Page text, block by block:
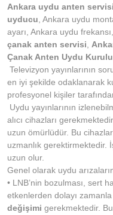
Ankara uydu anten servisi
uyducu, Ankara uydu
ayarı, Ankara uydu frekansı,
çanak anten servisi,
Çanak Anten Uydu
Televizyon yayınlarının
en iyi şekilde odaklanarak
profesyonel kişiler
Uydu yayınlarının
alıcı cihazları
uzun ömürlüdür. Bu
uzmanlık gerektirmektedir.
uzun olur.
Genel olarak uydu
• LNB’nin bozulması, sert
etkenlerden dolayı
değişimi gerekmektedir.